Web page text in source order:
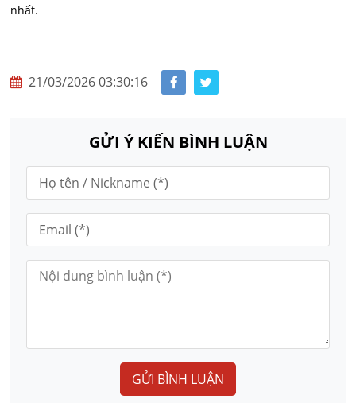
nhất.
21/03/2026 03:30:16
GỬI Ý KIẾN BÌNH LUẬN
GỬI BÌNH LUẬN